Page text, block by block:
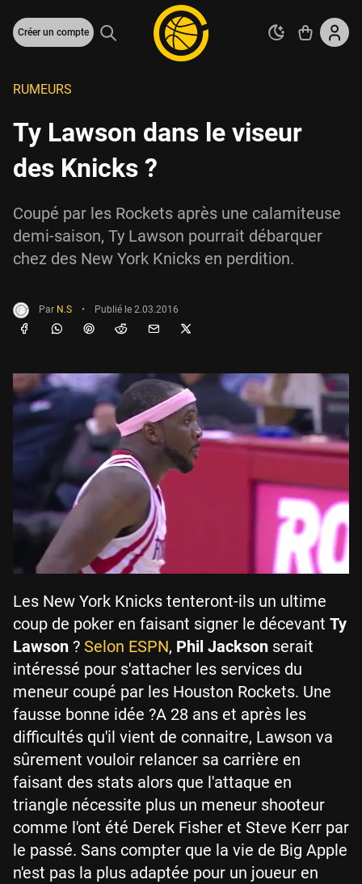
Créer un compte
RUMEURS
Ty Lawson dans le viseur
des Knicks ?
Coupé par les Rockets après une calamiteuse
demi-saison, Ty Lawson pourrait débarquer
chez des New York Knicks en perdition.
Par N.S • Publié le 2.03.2016
Les New York Knicks tenteront-ils un ultime
coup de poker en faisant signer le décevant Ty
Lawson ? Selon ESPN, Phil Jackson serait
intéressé pour s'attacher les services du
meneur coupé par les Houston Rockets. Une
fausse bonne idée ?A 28 ans et après les
difficultés qu'il vient de connaitre, Lawson va
sûrement vouloir relancer sa carrière en
faisant des stats alors que l'attaque en
triangle nécessite plus un meneur shooteur
comme l'ont été Derek Fisher et Steve Kerr par
le passé. Sans compter que la vie de Big Apple
n'est pas la plus adaptée pour un joueur en